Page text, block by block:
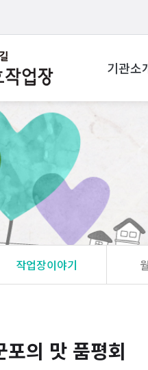
기관소
작업장이야기
의 맛 품평회